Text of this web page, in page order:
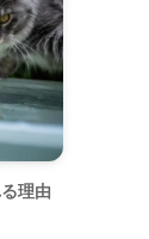
理由